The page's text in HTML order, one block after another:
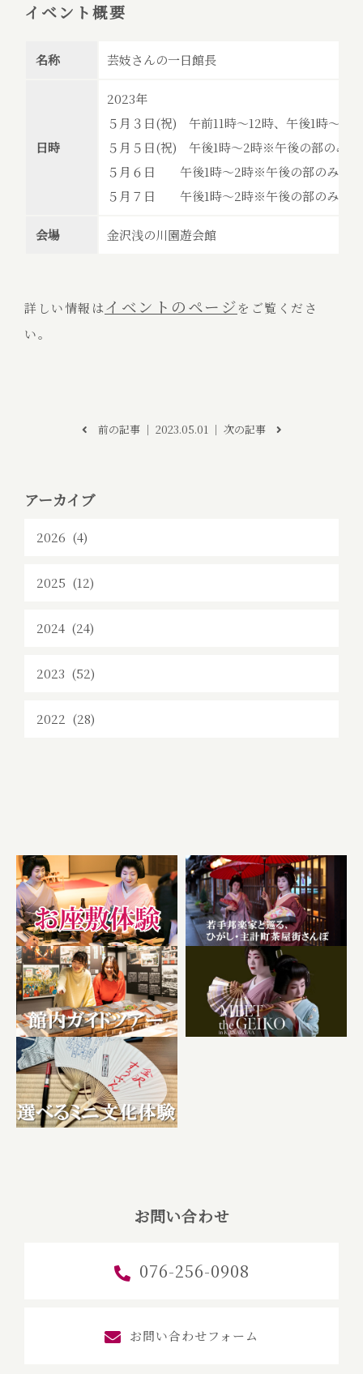
アーカイブ
2026 (4)
2025 (12)
2024 (24)
2023 (52)
2022 (28)
イベント概要
名称 芸妓さんの一日館長
日時
2023年
５月３日(祝) 午前11時～12時、午後1時～2時
５月５日(祝) 午後1時～2時※午後の部のみ
５月６日 午後1時～2時※午後の部のみ
５月７日 午後1時～2時※午後の部のみ
会場 金沢浅の川園遊会館
詳しい情報はイベントのページをご覧くださ
い。
前の記事│ 2023.05.01 │ 次の記事
お問い合わせ
076-256-0908
お問い合わせフォーム